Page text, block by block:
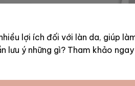
lợi ích đối với làn da, giúp
lưu ý những gì? Tham khảo